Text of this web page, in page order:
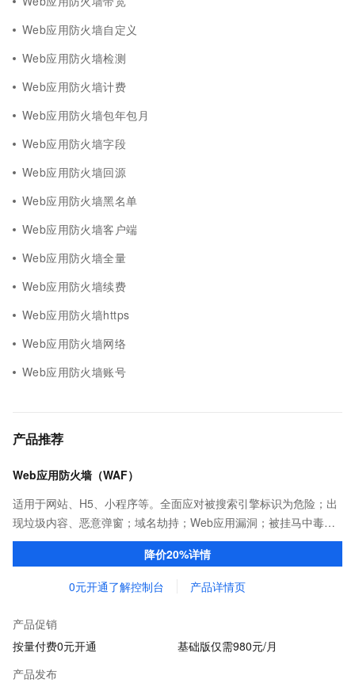
Web应用防火墙自定义
Web应用防火墙检测
Web应用防火墙计费
Web应用防火墙包年包月
Web应用防火墙字段
Web应用防火墙回源
Web应用防火墙黑名单
Web应用防火墙客户端
Web应用防火墙全量
Web应用防火墙续费
Web应用防火墙https
Web应用防火墙网络
Web应用防火墙账号
产品推荐
Web应用防火墙（WAF）
适用于网站、H5、小程序等。全面应对被搜索引擎标识为危险；出
现垃圾内容、恶意弹窗；域名劫持；Web应用漏洞；被挂马中毒；
数据泄露；恶意注册灌水；被CC攻击导致Web应用崩溃或打不开；
SQL注入、XSS跨站等攻击；爬虫等问题
降价20%详情
0元开通了解控制台 产品详情页
产品促销
按量付费0元开通
基础版仅需980元/月
产品发布